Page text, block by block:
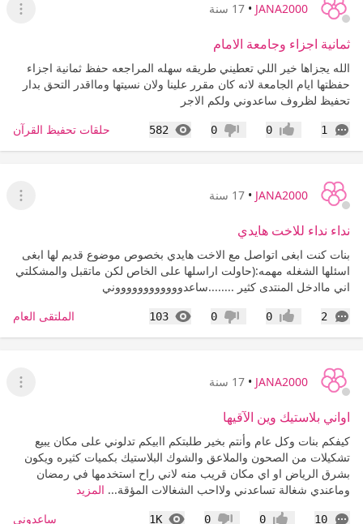
JANA2000
• 17 سنة
عرض
ثمانية اجزاء وجامعة الامام
الله يجزاها خير اللي تعطيني طريقه سهله المراجعه حفظ ثمانية اجزاء
حفظتها ايام الجامعة لانه كان مقرر علينا ولان نسيتها ومااقدر التحق بدار
تحفيظ لظروف ساعدوني ولكم الاجر
1
التعليقات إعجاب0 عدم إعجاب
0
582
المشاهدات حلقات تحفيظ القرآن
JANA2000
• 17 سنة
عرض
نداء نداء للاخت هايدي
بنات كنت ابغى اتواصل مع الاخت هايدي بخصوص موضوع قديم لها ابغى
اسئلها الشغله مهمه:(حاولت اراسلها على الخاص لكن ماتقبل والمشكلتي
اني ماادخل المنتدى كثير ........ساعدووووووووووووني
2
التعليقات إعجاب0 عدم إعجاب
0
103
المشاهدات الملتقى العام
JANA2000
• 17 سنة
عرض
اواني بلاستيك وين الآقيها
كيفكم بنات وكل عام وأنتم بخير طلبتكم اابيكم تدلوني على مكان يبيع
تشكيلات من الصحون والملاعق والشوك البلاستيك بكميات كثيره ويكون
بشرق الرياض او اي مكان قريب منه لاني راح استخدمها في رمضان
وماعندي شغالة تساعدني ولااحب الشغالات المؤقة... المزيد
10
التعليقات 0
0
1K
المشاهدات ساعدوني